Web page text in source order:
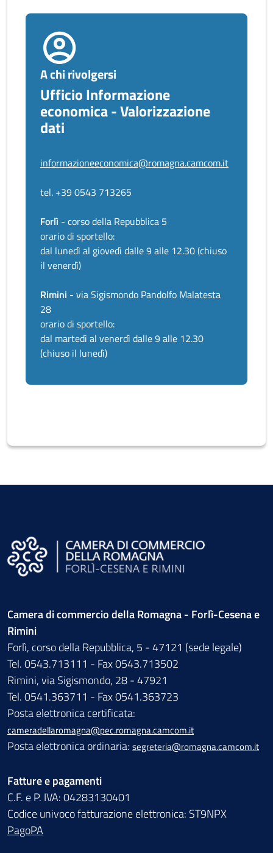
A chi rivolgersi
Ufficio Informazione
economica - Valorizzazione
dati
informazioneeconomica@romagna.camcom.it
tel. +39 0543 713265
Forlì - corso della Repubblica 5
orario di sportello:
dal lunedì al giovedì dalle 9 alle 12.30 (chiuso
il venerdì)
Rimini - via Sigismondo Pandolfo Malatesta
28
orario di sportello:
dal martedì al venerdì dalle 9 alle 12.30
(chiuso il lunedì)
Camera di commercio della Romagna - Forlì-Cesena e
Rimini
Forlì, corso della Repubblica, 5 - 47121 (sede legale)
Tel. 0543.713111 - Fax 0543.713502
Rimini, via Sigismondo, 28 - 47921
Tel. 0541.363711 - Fax 0541.363723
Posta elettronica certificata:
cameradellaromagna@pec.romagna.camcom.it
Posta elettronica ordinaria: segreteria@romagna.camcom.it
Fatture e pagamenti
C.F. e P. IVA: 04283130401
Codice univoco fatturazione elettronica: ST9NPX
PagoPA